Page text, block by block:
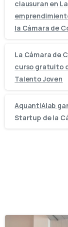
clausuran en
la Cámara de
La Cámara de
curso gratuito
Talento Joven
AquantIAlab
Startup de la